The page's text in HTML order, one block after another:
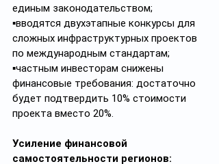
единым законодательством;
▪️вводятся двухэтапные конкурсы для
сложных инфраструктурных проектов
по международным стандартам;
▪️частным инвесторам снижены
финансовые требования: достаточно
будет подтвердить 10% стоимости
проекта вместо 20%.
Усиление финансовой
самостоятельности регионов: